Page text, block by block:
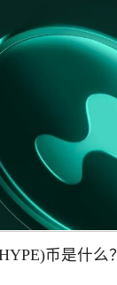
币是什么？